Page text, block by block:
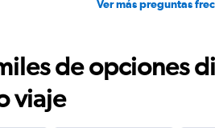
Ver más preguntas
de opciones
viaje